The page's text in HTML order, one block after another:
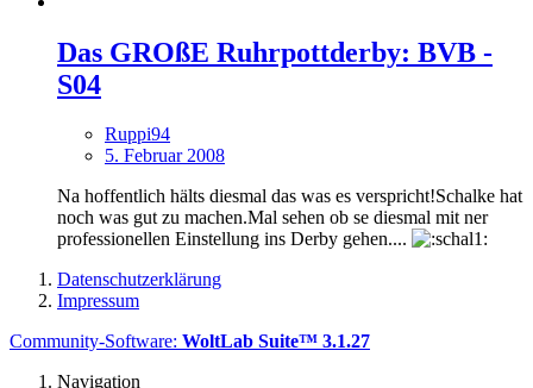
Das GROßE Ruhrpottderby: BVB -
S04
Ruppi94
5. Februar 2008
Na hoffentlich hälts diesmal das was es verspricht!Schalke hat
noch was gut zu machen.Mal sehen ob se diesmal mit ner
professionellen Einstellung ins Derby gehen....
Datenschutzerklärung
Impressum
Community-Software: WoltLab Suite™ 3.1.27
Navigation